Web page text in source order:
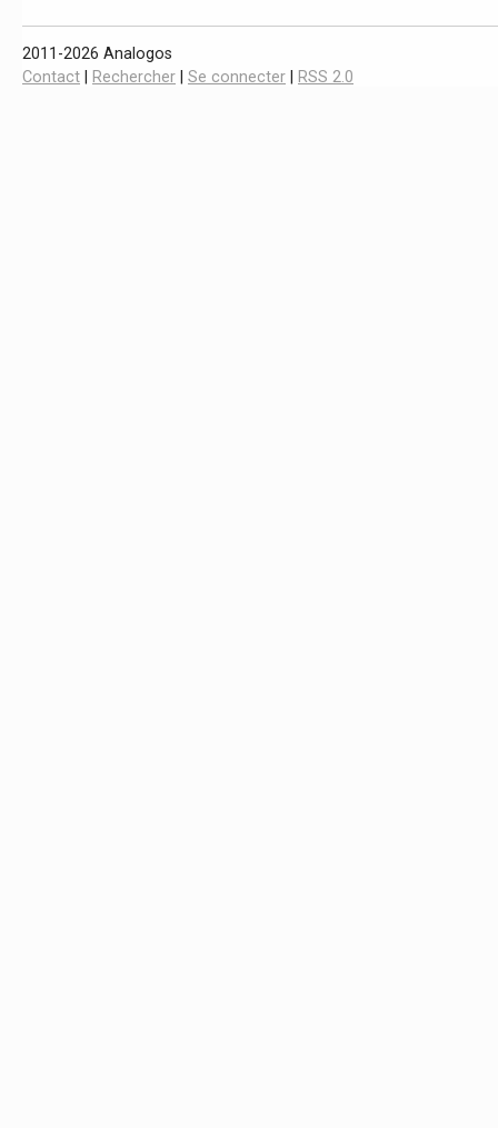
2011-2026 Analogos
Contact
Rechercher Se connecter RSS 2.0